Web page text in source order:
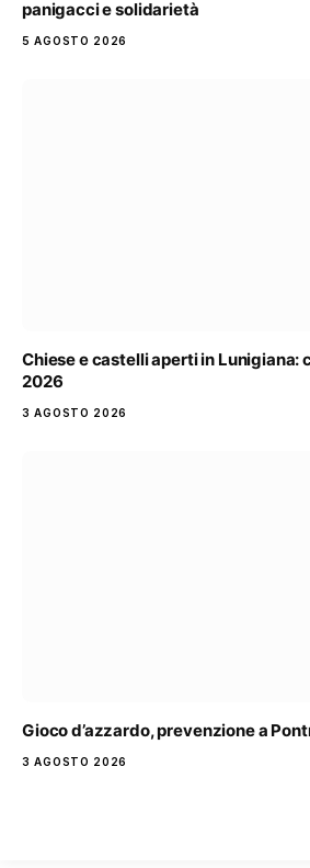
panigacci e solidarietà
5 AGOSTO 2026
Chiese e castelli aperti in Lunigiana:
2026
3 AGOSTO 2026
Gioco d’azzardo, prevenzione a
3 AGOSTO 2026